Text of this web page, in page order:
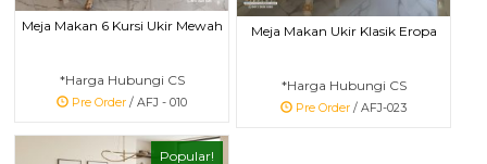
Meja Makan 6 Kursi Ukir Mewah
*Harga Hubungi CS
Pre Order / AFJ - 010
Meja Makan Ukir Klasik Eropa
*Harga Hubungi CS
Pre Order / AFJ-023
Popular!